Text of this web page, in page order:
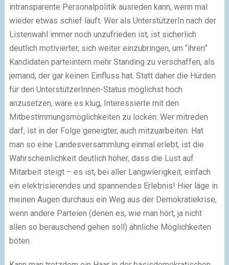
intransparente Personalpolitik ausreden kann, wenn mal
wieder etwas schief läuft. Wer als UnterstützerIn nach der
Listenwahl immer noch unzufrieden ist, ist sicherlich
deutlich motivierter, sich weiter einzubringen, um “ihren”
Kandidaten parteiintern mehr Standing zu verschaffen, als
jemand, der gar keinen Einfluss hat. Statt daher die Hürden
für den UnterstützerInnen-Status möglichst hoch
anzusetzen, wäre es klug, Interessierte mit den
Mitbestimmungsmöglichkeiten zu locken: Wer mitreden
darf, ist in der Folge geneigter, auch mitzuarbeiten. Hat
man so eine Landesversammlung einmal erlebt, ist die
Wahrscheinlichkeit deutlich höher, dass die Lust auf
Mitarbeit steigt – es ist, bei aller Langwierigkeit, einfach
ein elektrisierendes und spannendes Erlebnis! Hier läge in
meinen Augen durchaus ein Weg aus der Demokratiekrise,
wenn andere Parteien (denen es, wie man hört, ja nicht
allen so berauschend gehen soll) ähnliche Möglichkeiten
böten.